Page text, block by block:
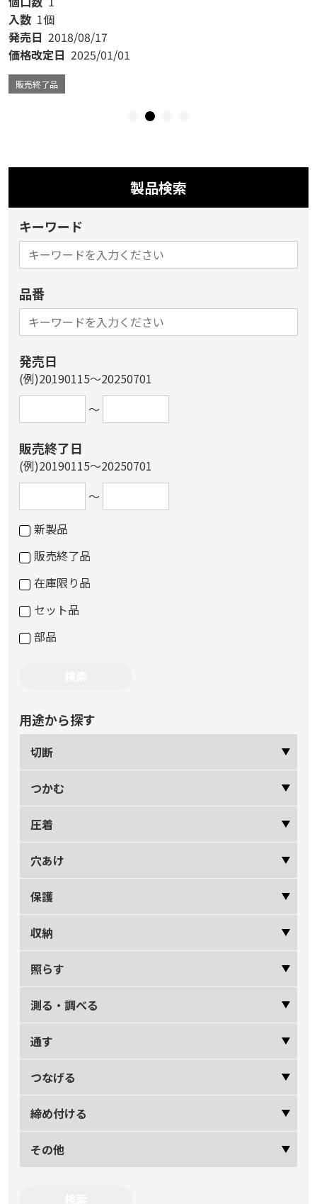
入数 1個
発売日 2018/08/17
価格改定日 2025/01/01
販売終了品
製品検索
キーワード
品番
発売日
(例)20190115～20250701
～
販売終了日
(例)20190115～20250701
～
新製品
販売終了品
在庫限り品
セット品
部品
用途から探す
切断
つかむ
圧着
穴あけ
保護
収納
照らす
測る・調べる
通す
つなげる
締め付ける
その他